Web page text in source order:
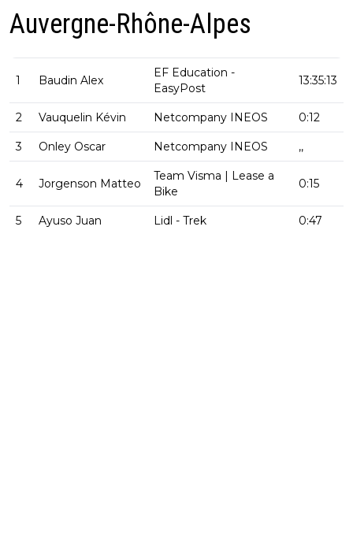
Auvergne-Rhône-Alpes
1 Baudin Alex
EF Education -
EasyPost
13:35:13
2 Vauquelin Kévin Netcompany INEOS 0:12
3 Onley Oscar Netcompany INEOS ,,
4 Jorgenson Matteo
Team Visma | Lease a
Bike
0:15
5 Ayuso Juan Lidl - Trek 0:47